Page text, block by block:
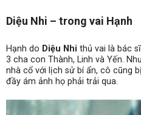
Diệu Nhi – trong vai Hạnh
Hạnh do Diệu Nhi thủ vai là bác
3 cha con Thành, Linh và Yến.
nhà cổ với lịch sử bí ẩn, cô cũng
đầy ám ảnh họ phải trải qua.